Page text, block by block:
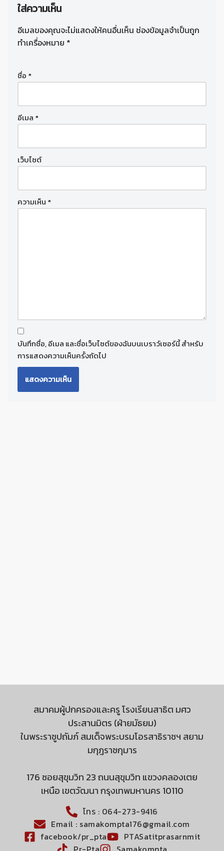
ใส่ความเห็น
อีเมลของคุณจะไม่แสดงให้คนอื่นเห็น ช่องข้อมูลจำเป็นถูก
ทำเครื่องหมาย *
ชื่อ *
อีเมล *
เว็บไซต์
ความเห็น *
บันทึกชื่อ, อีเมล และชื่อเว็บไซต์ของฉันบนเบราว์เซอร์นี้ สำหรับ
การแสดงความเห็นครั้งถัดไป
สมาคมผู้ปกครองและครู โรงเรียนสาธิต มศว
ประสานมิตร (ฝ่ายมัธยม)
ในพระราชูปถัมภ์ สมเด็จพระบรมโอรสาธิราชฯ สยาม
มกุฎราชกุมาร
176 ซอยสุขุมวิท 23 ถนนสุขุมวิท แขวงคลองเตย
เหนือ เขตวัฒนา กรุงเทพมหานคร 10110
โทร : 064-273-9416
Email : samakompta176@gmail.com
facebook/pr_pta
PTASatitprasarnmit